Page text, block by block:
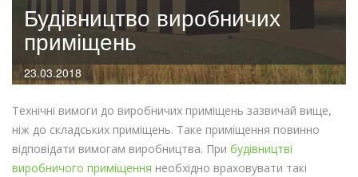
Будівництво виробничих
приміщень
23.03.2018
Технічні вимоги до виробничих приміщень зазвичай вище,
ніж до складських приміщень. Таке приміщення повинно
відповідати вимогам виробництва. При будівництві
виробничого приміщення необхідно враховувати такі